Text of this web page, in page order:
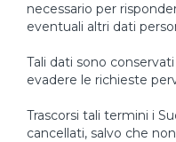
necessario per
eventuali altri dati
Tali dati sono
evadere le richieste
Trascorsi tali termini i
cancellati, salvo che